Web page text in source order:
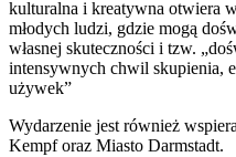
kulturalna i kreatywna otwiera
młodych ludzi, gdzie mogą
własnej skuteczności i tzw.
intensywnych chwil skupienia,
używek”
Wydarzenie jest również
Kempf oraz Miasto Darmstadt.